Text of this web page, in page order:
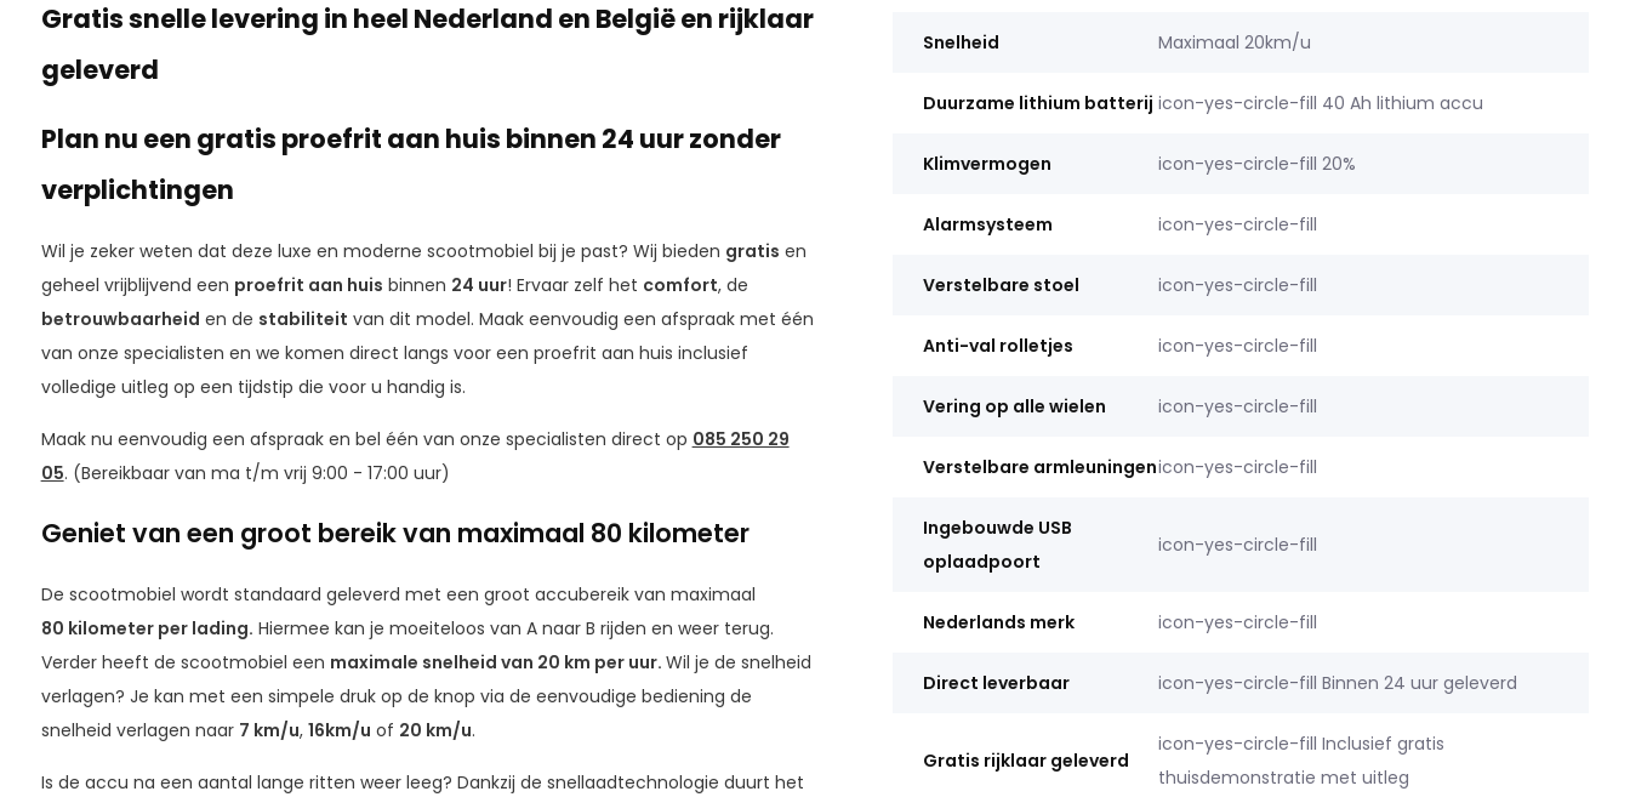
Gratis snelle levering in heel Nederland en België en rijklaar
geleverd
Plan nu een gratis proefrit aan huis binnen 24 uur zonder
verplichtingen
Wil je zeker weten dat deze luxe en moderne scootmobiel bij je past? Wij bieden gratis en
geheel vrijblijvend een proefrit aan huis binnen 24 uur! Ervaar zelf het comfort, de
betrouwbaarheid en de stabiliteit van dit model. Maak eenvoudig een afspraak met één
van onze specialisten en we komen direct langs voor een proefrit aan huis inclusief
volledige uitleg op een tijdstip die voor u handig is.
Maak nu eenvoudig een afspraak en bel één van onze specialisten direct op 085 250 29
05. (Bereikbaar van ma t/m vrij 9:00 - 17:00 uur)
Geniet van een groot bereik van maximaal 80 kilometer
De scootmobiel wordt standaard geleverd met een groot accubereik van maximaal
80 kilometer per lading. Hiermee kan je moeiteloos van A naar B rijden en weer terug.
Verder heeft de scootmobiel een maximale snelheid van 20 km per uur. Wil je de snelheid
verlagen? Je kan met een simpele druk op de knop via de eenvoudige bediening de
snelheid verlagen naar 7 km/u, 16km/u of 20 km/u.
Is de accu na een aantal lange ritten weer leeg? Dankzij de snellaadtechnologie duurt het
Snelheid Maximaal 20km/u
Duurzame lithium batterij icon-yes-circle-fill 40 Ah lithium accu
Klimvermogen icon-yes-circle-fill 20%
Alarmsysteem icon-yes-circle-fill
Verstelbare stoel icon-yes-circle-fill
Anti-val rolletjes icon-yes-circle-fill
Vering op alle wielen icon-yes-circle-fill
Verstelbare armleuningenicon-yes-circle-fill
Ingebouwde USB
oplaadpoort
icon-yes-circle-fill
Nederlands merk icon-yes-circle-fill
Direct leverbaar icon-yes-circle-fill Binnen 24 uur geleverd
Gratis rijklaar geleverd
icon-yes-circle-fill Inclusief gratis
thuisdemonstratie met uitleg